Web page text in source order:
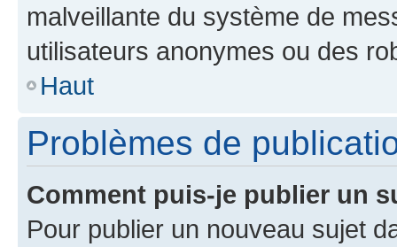
malveillante du système de
utilisateurs anonymes ou des
Haut
Problèmes de
Comment puis-je publier un
Pour publier un nouveau sujet